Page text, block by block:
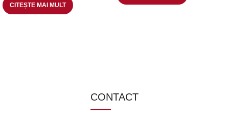
CITEȘTE MAI MULT
CONTACT